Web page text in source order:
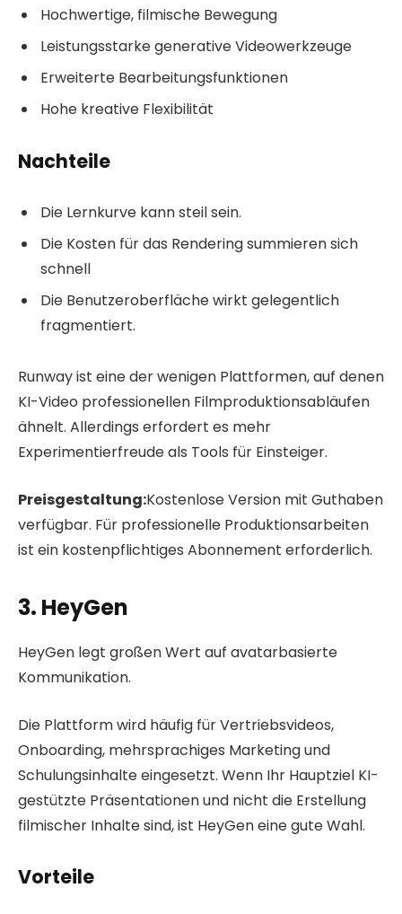
Hochwertige, filmische Bewegung
Leistungsstarke generative Videowerkzeuge
Erweiterte Bearbeitungsfunktionen
Hohe kreative Flexibilität
Nachteile
Die Lernkurve kann steil sein.
Die Kosten für das Rendering summieren sich
schnell
Die Benutzeroberfläche wirkt gelegentlich
fragmentiert.
Runway ist eine der wenigen Plattformen, auf denen
KI-Video professionellen Filmproduktionsabläufen
ähnelt. Allerdings erfordert es mehr
Experimentierfreude als Tools für Einsteiger.
Preisgestaltung:Kostenlose Version mit Guthaben
verfügbar. Für professionelle Produktionsarbeiten
ist ein kostenpflichtiges Abonnement erforderlich.
3. HeyGen
HeyGen legt großen Wert auf avatarbasierte
Kommunikation.
Die Plattform wird häufig für Vertriebsvideos,
Onboarding, mehrsprachiges Marketing und
Schulungsinhalte eingesetzt. Wenn Ihr Hauptziel KI-
gestützte Präsentationen und nicht die Erstellung
filmischer Inhalte sind, ist HeyGen eine gute Wahl.
Vorteile